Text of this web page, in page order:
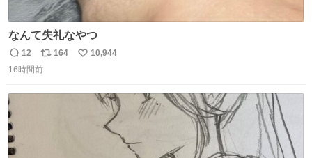
なんて失礼なやつ
返
信
12
リ
ポ
164
い
10,944
16時間前